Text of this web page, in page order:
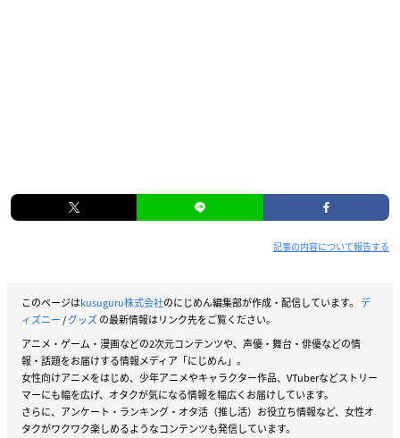
記事の内容について報告する
このページはkusuguru株式会社のにじめん編集部が作成・配信しています。 デ
ィズニー/グッズの最新情報はリンク先をご覧ください。
アニメ・ゲーム・漫画などの2次元コンテンツや、声優・舞台・俳優などの情
報・話題をお届けする情報メディア「にじめん」。
女性向けアニメをはじめ、少年アニメやキャラクター作品、VTuberなどストリー
マーにも幅を広げ、オタクが気になる情報を幅広くお届けしています。
さらに、アンケート・ランキング・オタ活（推し活）お役立ち情報など、女性オ
タクがワクワク楽しめるようなコンテンツも発信しています。